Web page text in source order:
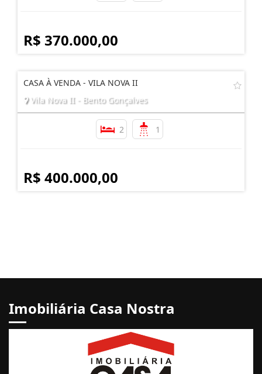
R$ 370.000,00
CASA À VENDA - VILA NOVA II
Vila Nova II - Bento Gonçalves
2 1
R$ 400.000,00
Imobiliária Casa Nostra